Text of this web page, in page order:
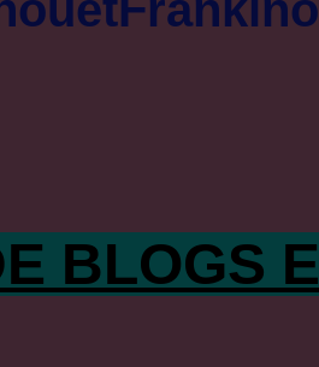
BLOGS